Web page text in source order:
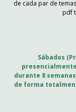
de cada par de
pdf
Sábados
durante 8
de forma